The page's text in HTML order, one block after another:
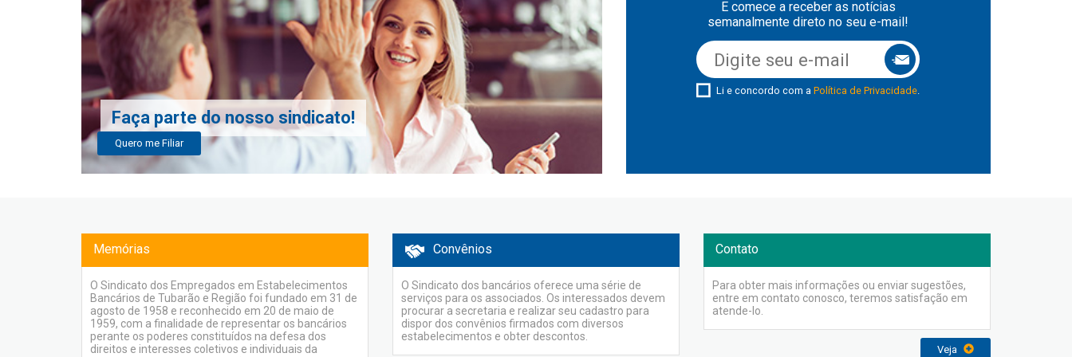
Faça parte do nosso sindicato!
Quero me Filiar
E comece a receber as notícias
semanalmente direto no seu e-mail!
Li e concordo com aPolítica de Privacidade.
Memórias
O Sindicato dos Empregados em Estabelecimentos
Bancários de Tubarão e Região foi fundado em 31 de
agosto de 1958 e reconhecido em 20 de maio de
1959, com a finalidade de representar os bancários
perante os poderes constituídos na defesa dos
direitos e interesses coletivos e individuais da
Convênios
O Sindicato dos bancários oferece uma série de
serviços para os associados. Os interessados devem
procurar a secretaria e realizar seu cadastro para
dispor dos convênios firmados com diversos
estabelecimentos e obter descontos.
Contato
Para obter mais informações ou enviar sugestões,
entre em contato conosco, teremos satisfação em
atende-lo.
Veja